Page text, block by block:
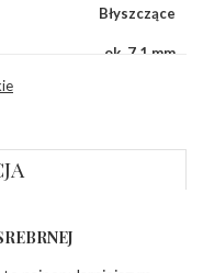
Błyszczące
ok. 7,1 mm